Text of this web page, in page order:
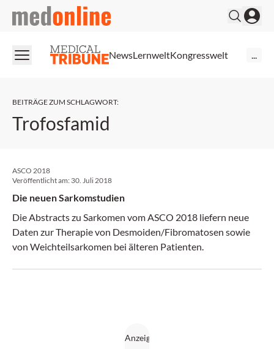
medonline
NewsLernweltKongresswelt
BEITRÄGE ZUM SCHLAGWORT:
Trofosfamid
ASCO 2018
Veröffentlicht am: 30. Juli 2018
Die neuen Sarkomstudien
Die Abstracts zu Sarkomen vom ASCO 2018 liefern neue
Daten zur Therapie von Desmoiden/Fibromatosen sowie
von Weichteilsarkomen bei älteren Patienten.